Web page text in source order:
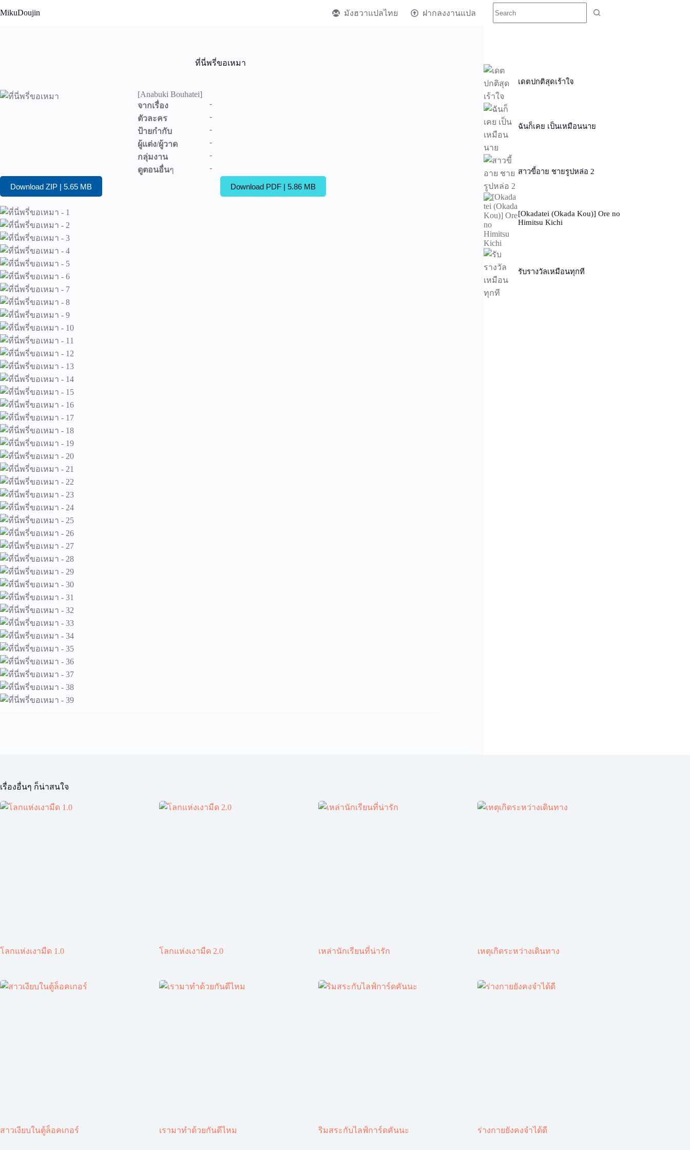
to
MikuDoujin มังฮวาแปลไทย ฝากลงงานแปล
ที่นี่พรี่ขอเหมา
[Anabuki Bouhatei]
จากเรื่อง
-
ตัวละคร
-
ป้ายกำกับ
-
ผู้แต่ง/ผู้วาด
-
กลุ่มงาน
-
ดูตอนอื่นๆ -
Download ZIP | 5.65 MB Download PDF | 5.86 MB
เดตปกติสุดเร้าใจ
ฉันก็เคย เป็นเหมือนนาย
สาวขี้อาย ชายรูปหล่อ 2
[Okadatei (Okada Kou)] Ore no
Himitsu Kichi
รับรางวัลเหมือนทุกที
เรื่องอื่นๆ ก็น่าสนใจ
โลกแห่งเงามืด 1.0 โลกแห่งเงามืด 2.0 เหล่านักเรียนที่น่ารัก เหตุเกิดระหว่างเดินทาง
สาวเงียบในตู้ล็อคเกอร์ เรามาทำด้วยกันดีไหม ริมสระกับไลฟ์การ์ดคันนะ ร่างกายยังคงจำได้ดี